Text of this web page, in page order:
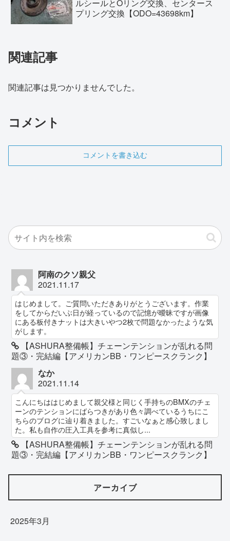
ルシールとOリング交換、センタース
プリング交換【ODO=43698km】
関連記事
関連記事は見つかりませんでした。
コメント
コメントを書き込む
阿南のクソ親父
2021.11.17
はじめまして。ご質問いただきありがとうございます。作業
をしてからだいぶ日が経っているので記憶が曖昧ですが画像
にある板付きナットは大きいやつ2枚で問題なかったような気
がします。
【ASHURA整備帳】チェーンテンションが乱れる問
題③・完結編【アメリカンBB・ワンピースクランク】
なか
2021.11.14
こんにちははじめまして親父様と同じく手持ちのBMXのチェ
ーンのテンションにばらつきがあり色々調べているうちにこ
ちらのブログに辿り着きました。すごいなぁと感心致しまし
た。私も自作の圧入工具を参考に真似し...
【ASHURA整備帳】チェーンテンションが乱れる問
題③・完結編【アメリカンBB・ワンピースクランク】
アーカイブ
2025年3月